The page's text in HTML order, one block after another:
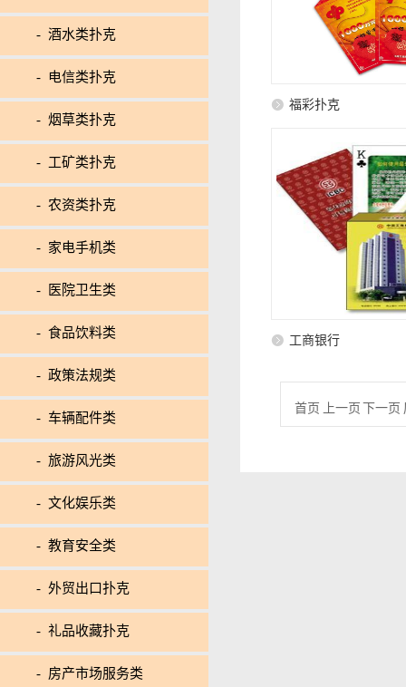
- 酒水类扑克
- 电信类扑克
- 烟草类扑克
- 工矿类扑克
- 农资类扑克
- 家电手机类
- 医院卫生类
- 食品饮料类
- 政策法规类
- 车辆配件类
- 旅游风光类
- 文化娱乐类
- 教育安全类
- 外贸出口扑克
- 礼品收藏扑克
- 房产市场服务类
福彩扑克
工商银行
首页 上一页 下一页